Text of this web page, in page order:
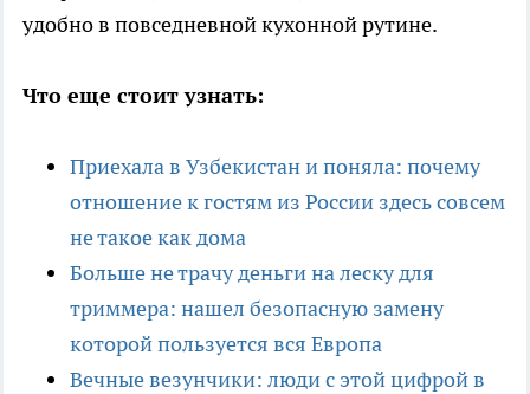
удобно в повседневной кухонной рутине.
Что еще стоит узнать:
Приехала в Узбекистан и поняла: почему
отношение к гостям из России здесь совсем
не такое как дома
Больше не трачу деньги на леску для
триммера: нашел безопасную замену
которой пользуется вся Европа
Вечные везунчики: люди с этой цифрой в